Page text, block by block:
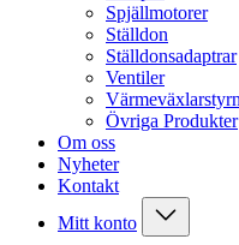
Spjällmotorer
Ställdon
Ställdonsadaptrar
Ventiler
Övriga Produkter
Om oss
Nyheter
Kontakt
Mitt konto